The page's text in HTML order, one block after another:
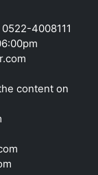
4008111
content on